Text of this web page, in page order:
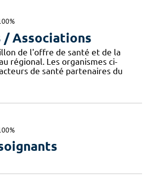
/ Associations
de l'offre de santé et de la
régional. Les organismes ci-
de santé partenaires du